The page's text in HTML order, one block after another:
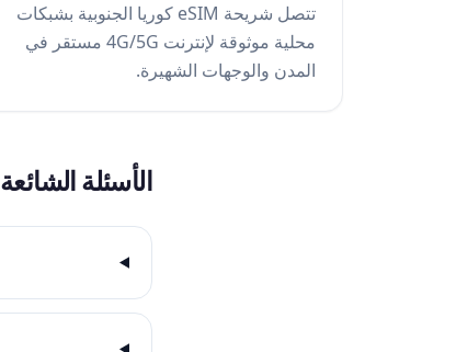
تتصل شريحة eSIM كوريا الجنوبية بشبكات
محلية موثوقة لإنترنت 4G/5G مستقر في
المدن والوجهات الشهيرة.
الأسئلة الشائعة